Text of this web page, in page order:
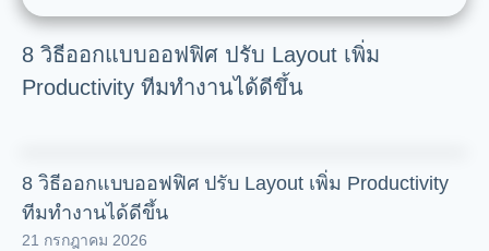
8 วิธีออกแบบออฟฟิศ ปรับ Layout เพิ่ม
Productivity ทีมทำงานได้ดีขึ้น
8 วิธีออกแบบออฟฟิศ ปรับ Layout เพิ่ม Productivity
ทีมทำงานได้ดีขึ้น
21 กรกฎาคม 2026